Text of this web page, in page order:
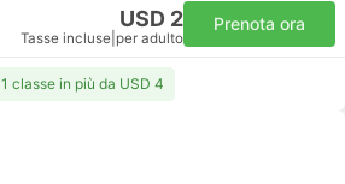
USD 2
Tasse incluse per adulto
Prenota ora
1 classe in più da USD 4